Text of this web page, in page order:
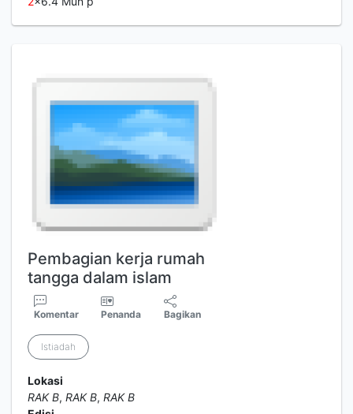
Pembagian kerja rumah
tangga dalam islam
Komentar Penanda Bagikan
Istiadah
Lokasi
RAK B, RAK B, RAK B